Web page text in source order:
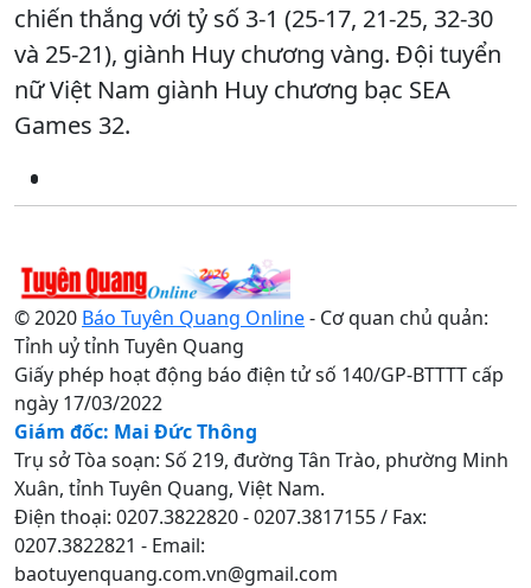
chiến thắng với tỷ số 3-1 (25-17, 21-25, 32-30
và 25-21), giành Huy chương vàng. Đội tuyển
nữ Việt Nam giành Huy chương bạc SEA
Games 32.
© 2020 Báo Tuyên Quang Online- Cơ quan chủ quản:
Tỉnh uỷ tỉnh Tuyên Quang
Giấy phép hoạt động báo điện tử số 140/GP-BTTTT cấp
ngày 17/03/2022
Giám đốc: Mai Đức Thông
Trụ sở Tòa soạn: Số 219, đường Tân Trào, phường Minh
Xuân, tỉnh Tuyên Quang, Việt Nam.
Điện thoại: 0207.3822820 - 0207.3817155 / Fax:
0207.3822821 - Email:
baotuyenquang.com.vn@gmail.com